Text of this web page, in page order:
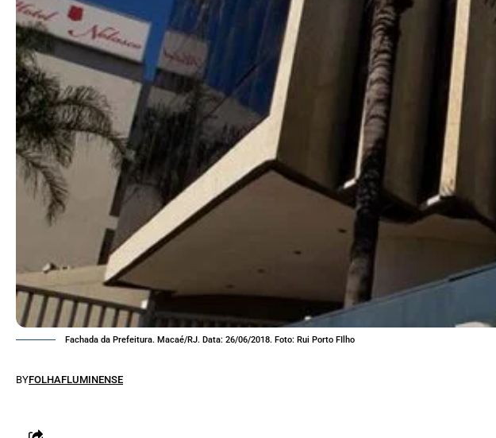
Fachada da Prefeitura. Macaé/RJ. Data: 26/06/2018. Foto: Rui Porto FIlho
BYFOLHAFLUMINENSE